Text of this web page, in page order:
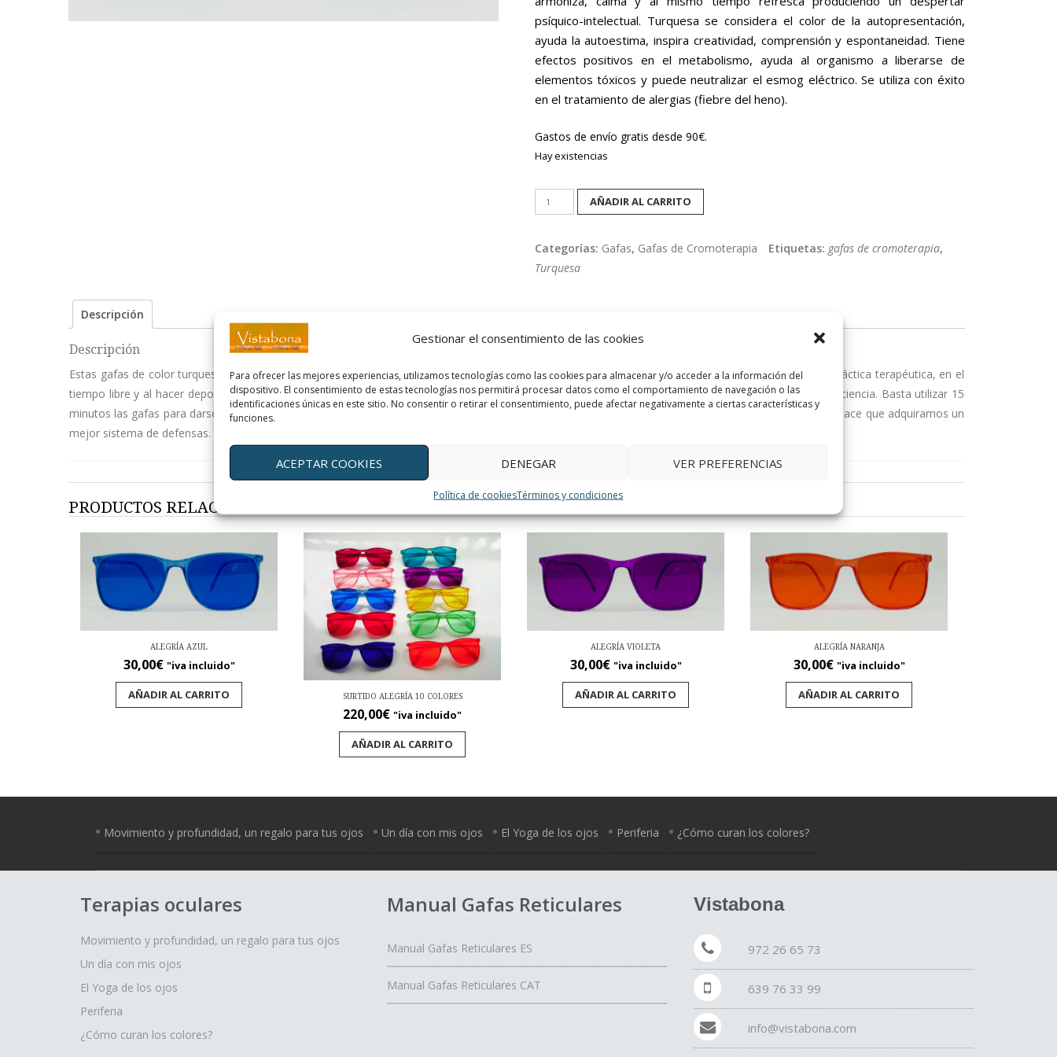
Gestionar el consentimiento de las cookies
Para ofrecer las mejores experiencias, utilizamos tecnologías como las cookies para almacenar y/o acceder a la información del
dispositivo. El consentimiento de estas tecnologías nos permitirá procesar datos como el comportamiento de navegación o las
identificaciones únicas en este sitio. No consentir o retirar el consentimiento, puede afectar negativamente a ciertas características y
funciones.
ACEPTAR COOKIES DENEGAR VER PREFERENCIAS
Política de cookiesTérminos y condiciones
psíquico-intelectual. Turquesa se considera el color de la autopresentación,
ayuda la autoestima, inspira creatividad, comprensión y espontaneidad. Tiene
efectos positivos en el metabolismo, ayuda al organismo a liberarse de
elementos tóxicos y puede neutralizar el esmog eléctrico. Se utiliza con éxito
en el tratamiento de alergias (fiebre del heno).
Gastos de envío gratis desde 90€.
Hay existencias
Turquesa:
Neutralización
reanimación/refrigeración.
cantidad
AÑADIR AL CARRITO
Categorías: Gafas, Gafas de Cromoterapia Etiquetas: gafas de cromoterapia,
Turquesa
Descripción
Descripción
Estas gafas de color turquesa tienen la característica de que cubren todos los lados y tienen un aspecto más deportivo. Son útiles sobre todo en la práctica terapéutica, en el
tiempo libre y al hacer deporte. Si utiliza los diferentes colores abrirá nuevas e inesperadas posibilidades que estimulan, armonizan y aumentan su eficiencia. Basta utilizar 15
minutos las gafas para darse cuenta de la estimulación deseada. Los colores son frecuencias que bien usados equilibran los conos de la retina y esto hace que adquiramos un
mejor sistema de defensas.
PRODUCTOS RELACIONADOS
ALEGRÍA AZUL
30,00€ "iva incluido"
AÑADIR AL CARRITO SURTIDO ALEGRÍA 10 COLORES
220,00€ "iva incluido"
AÑADIR AL CARRITO
ALEGRÍA VIOLETA
30,00€ "iva incluido"
AÑADIR AL CARRITO
ALEGRÍA NARANJA
30,00€ "iva incluido"
AÑADIR AL CARRITO
Movimiento y profundidad, un regalo para tus ojos Un día con mis ojos El Yoga de los ojos Periferia ¿Cómo curan los colores?
Terapias oculares
Movimiento y profundidad, un regalo para tus ojos
Un día con mis ojos
El Yoga de los ojos
Periferia
¿Cómo curan los colores?
Manual Gafas Reticulares
Manual Gafas Reticulares ES
Manual Gafas Reticulares CAT
Vistabona
972 26 65 73
639 76 33 99
info@vistabona.com